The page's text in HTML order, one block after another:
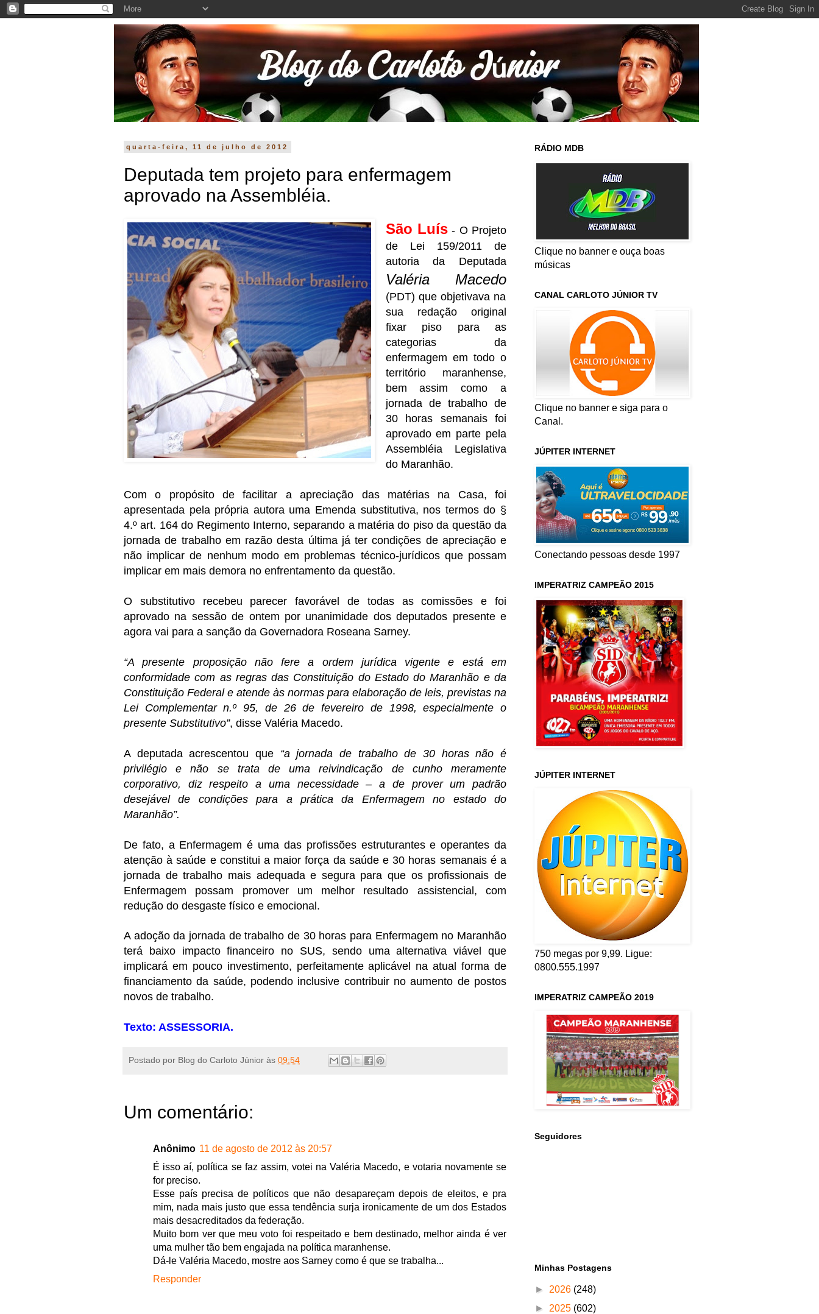
quarta-feira, 11 de julho de 2012
Deputada tem projeto para enfermagem
aprovado na Assembléia.
São Luís- O Projeto
de Lei 159/2011 de
autoria da Deputada
Valéria Macedo
(PDT) que objetivava na
sua redação original
fixar piso para as
categorias da
enfermagem em todo o
território maranhense,
bem assim como a
jornada de trabalho de
30 horas semanais foi
aprovado em parte pela
Assembléia Legislativa
do Maranhão.
Com o propósito de facilitar a apreciação das matérias na Casa, foi
apresentada pela própria autora uma Emenda substitutiva, nos termos do §
4.º art. 164 do Regimento Interno, separando a matéria do piso da questão da
jornada de trabalho em razão desta última já ter condições de apreciação e
não implicar de nenhum modo em problemas técnico-jurídicos que possam
implicar em mais demora no enfrentamento da questão.
O substitutivo recebeu parecer favorável de todas as comissões e foi
aprovado na sessão de ontem por unanimidade dos deputados presente e
agora vai para a sanção da Governadora Roseana Sarney.
“A presente proposição não fere a ordem jurídica vigente e está em
conformidade com as regras das Constituição do Estado do Maranhão e da
Constituição Federal e atende às normas para elaboração de leis, previstas na
Lei Complementar n.º 95, de 26 de fevereiro de 1998, especialmente o
presente Substitutivo”, disse Valéria Macedo.
A deputada acrescentou que “a jornada de trabalho de 30 horas não é
privilégio e não se trata de uma reivindicação de cunho meramente
corporativo, diz respeito a uma necessidade – a de prover um padrão
desejável de condições para a prática da Enfermagem no estado do
Maranhão”.
De fato, a Enfermagem é uma das profissões estruturantes e operantes da
atenção à saúde e constitui a maior força da saúde e 30 horas semanais é a
jornada de trabalho mais adequada e segura para que os profissionais de
Enfermagem possam promover um melhor resultado assistencial, com
redução do desgaste físico e emocional.
A adoção da jornada de trabalho de 30 horas para Enfermagem no Maranhão
terá baixo impacto financeiro no SUS, sendo uma alternativa viável que
implicará em pouco investimento, perfeitamente aplicável na atual forma de
financiamento da saúde, podendo inclusive contribuir no aumento de postos
novos de trabalho.
Texto: ASSESSORIA.
Postado por Blog do Carloto Júnior às 09:54
Um comentário:
Anônimo 11 de agosto de 2012 às 20:57
É isso aí, política se faz assim, votei na Valéria Macedo, e votaria novamente se
for preciso.
Esse país precisa de políticos que não desapareçam depois de eleitos, e pra
mim, nada mais justo que essa tendência surja ironicamente de um dos Estados
mais desacreditados da federação.
Muito bom ver que meu voto foi respeitado e bem destinado, melhor ainda é ver
uma mulher tão bem engajada na política maranhense.
Dá-le Valéria Macedo, mostre aos Sarney como é que se trabalha...
Responder
RÁDIO MDB
Clique no banner e ouça boas
músicas
CANAL CARLOTO JÚNIOR TV
Clique no banner e siga para o
Canal.
JÚPITER INTERNET
Conectando pessoas desde 1997
IMPERATRIZ CAMPEÃO 2015
JÚPITER INTERNET
750 megas por 9,99. Ligue:
0800.555.1997
IMPERATRIZ CAMPEÃO 2019
Seguidores
Minhas Postagens
► 2026 (248)
► 2025 (602)